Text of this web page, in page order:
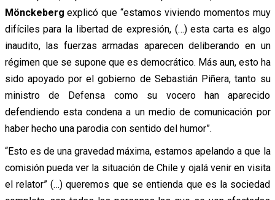
Mönckeberg explicó que “estamos viviendo momentos muy
difíciles para la libertad de expresión, (…) esta carta es algo
inaudito, las fuerzas armadas aparecen deliberando en un
régimen que se supone que es democrático. Más aun, esto ha
sido apoyado por el gobierno de Sebastián Piñera, tanto su
ministro de Defensa como su vocero han aparecido
defendiendo esta condena a un medio de comunicación por
haber hecho una parodia con sentido del humor”.
“Esto es de una gravedad máxima, estamos apelando a que la
comisión pueda ver la situación de Chile y ojalá venir en visita
el relator” (…) queremos que se entienda que es la sociedad